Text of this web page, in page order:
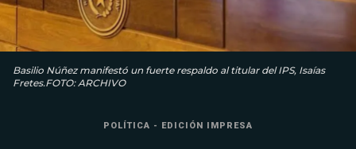
Basilio Núñez manifestó un fuerte respaldo al titular del IPS, Isaías
Fretes.FOTO: ARCHIVO
POLÍTICA - EDICIÓN IMPRESA